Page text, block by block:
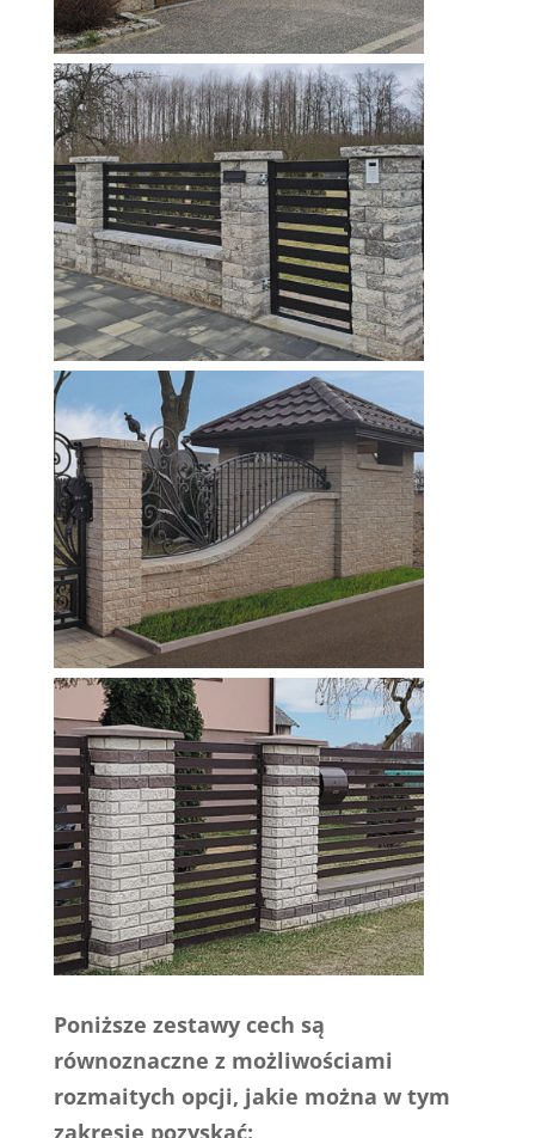
Poniższe zestawy cech są
równoznaczne z możliwościami
rozmaitych opcji, jakie można w tym